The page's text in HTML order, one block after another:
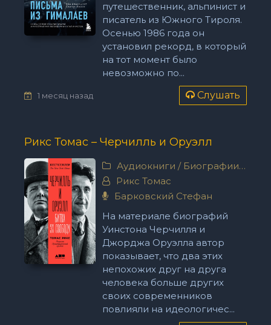
путешественник, альпинист и
писатель из Южного Тироля.
Осенью 1986 года он
установил рекорд, в который
на тот момент было
невозможно по...
1 месяц назад Слушать
Рикс Томас – Черчилль и Оруэлл
Аудиокниги / Биографии, мемуары
Рикс Томас
Барковский Стефан
На материале биографий
Уинстона Черчилля и
Джорджа Оруэлла автор
показывает, что два этих
непохожих друг на друга
человека больше других
своих современников
повлияли на идеологичес...